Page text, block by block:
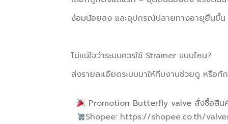
ซ่อมน้อยลง และอุปกรณ์ปลายทางอายุยืนขึ้น
ไม่แน่ใจว่าระบบควรใช้ Strainer แบบไหน?
ส่งรายละเอียดระบบมาให้ทีมงานช่วยดู หรือ
Promotion Butterfly valve สั่งซื้อสิน
Shopee: https://shopee.co.th/